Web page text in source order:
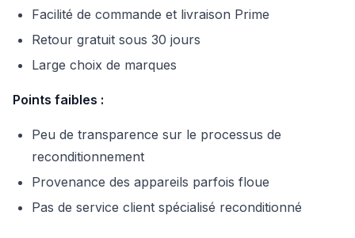
Facilité de commande et livraison Prime
Retour gratuit sous 30 jours
Large choix de marques
Points faibles :
Peu de transparence sur le processus de
reconditionnement
Provenance des appareils parfois floue
Pas de service client spécialisé reconditionné